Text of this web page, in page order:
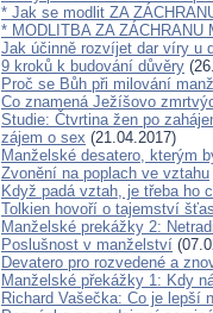
* Jak se modlit ZA
* MODLITBA ZA ZÁCHRANU
Jak účinně rozvíjet dar víry u
9 kroků k budování důvěry
Proč se Bůh při milování
Co znamená Ježíšovo
Studie: Čtvrtina žen po
zájem o sex (21.04.2017)
Manželské desatero, kterým
Zvonění na poplach ve vztahu
Když padá vztah, je třeba ho
Tolkien hovoří o tajemství
Manželské prekážky 2:
Poslušnost v manželství
Devatero pro rozvedené a
Manželské překážky 1: Kdy
Richard Vašečka: Co je lepší